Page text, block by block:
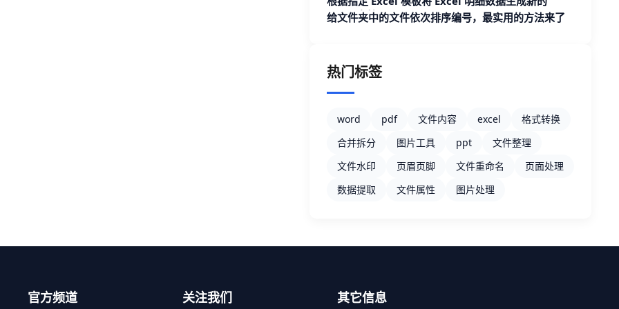
Excel 文档
给文件夹中的文件依次排序编号，最实用的方法来了
热门标签
word pdf 文件内容 excel
格式转换
合并拆分
图片工具 ppt
文件整理
文件水印
页眉页脚 文件重命名
页面处理
数据提取
文件属性 图片处理
官方频道 关注我们 其它信息